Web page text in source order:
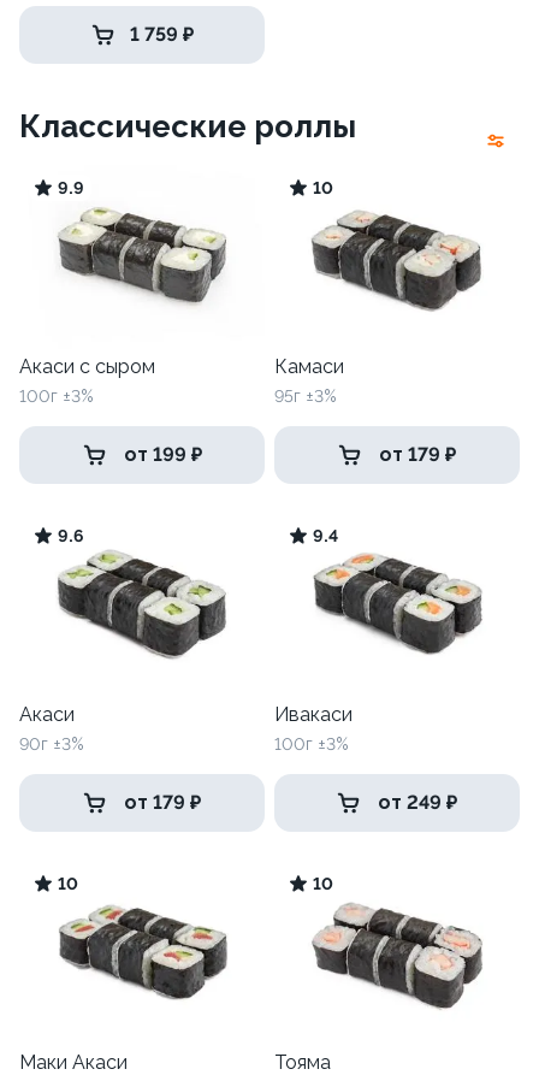
1 759 ₽
Классические роллы
9.9
Акаси с сыром
100г ±3%
от 199 ₽
10
Камаси
95г ±3%
от 179 ₽
9.6
Акаси
90г ±3%
от 179 ₽
9.4
Ивакаси
100г ±3%
от 249 ₽
10
Маки Акаси
10
Тояма